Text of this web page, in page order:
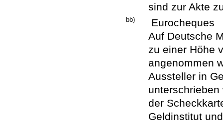
sind zur Akte
bb)
Eurocheques
Auf Deutsche
zu einer Höhe
angenommen
Aussteller in
der
Geldinstitut